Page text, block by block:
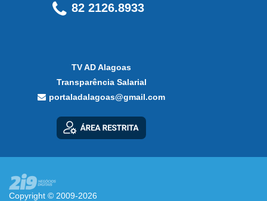
82 2126.8933
TV AD Alagoas
Transparência Salarial
portaladalagoas@gmail.com
Copyright © 2009-2026